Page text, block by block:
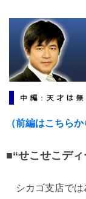
（前編はこちらか
■“せこせこデ
シカゴ支店では